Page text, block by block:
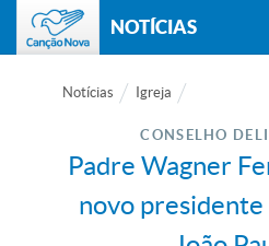
NOTÍCIAS
Notícias Igreja
CONSELHO
Padre Wagner
novo presidente